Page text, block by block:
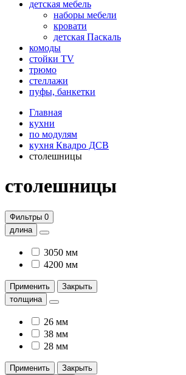
детская мебель
наборы мебели
кровати
детская Паскаль
комоды
стойки TV
трюмо
стеллажи
пуфы, банкетки
Главная
кухни
по модулям
кухня Квадро ДСВ
столешницы
столешницы
Фильтры 0
длина
3050 мм
4200 мм
Применить
Закрыть
толщина
26 мм
38 мм
28 мм
Применить
Закрыть